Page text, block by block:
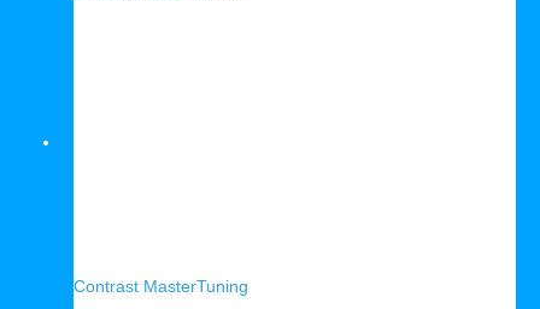
Contrast MasterTuning